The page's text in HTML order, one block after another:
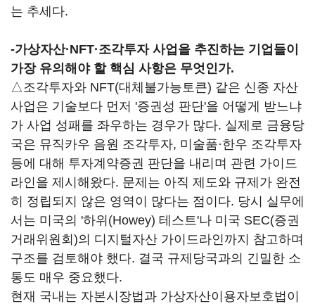
는 추세다.
-가상자산·NFT·조각투자 사업을 추진하는 기업들이
가장 유의해야 할 핵심 사항은 무엇인가.
△조각투자와 NFT(대체불가능토큰) 같은 신종 자산
사업은 기술보다 먼저 '증권성 판단'을 어떻게 받느냐
가 사업 성패를 좌우하는 경우가 많다. 실제로 금융당
국은 뮤직카우 음원 조각투자, 미술품·한우 조각투자
등에 대해 투자계약증권 판단을 내리며 관련 가이드
라인을 제시해왔다. 문제는 아직 제도와 규제가 완전
히 정립되지 않은 영역이 많다는 점이다. 당시 실무에
서는 미국의 '하위(Howey) 테스트'나 미국 SEC(증권
거래위원회)의 디지털자산 가이드라인까지 참고하며
구조를 검토해야 했다. 결국 규제당국과의 긴밀한 소
통도 매우 중요했다.
현재 국내는 자본시장법과 가상자산이용자보호법이